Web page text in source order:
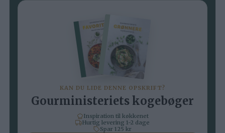
KAN DU LIDE DENNE OPSKRIFT?
Gourministeriets kogebøger
Inspiration til køkkenet
Hurtig levering 1-2 dage
Spar 125 kr